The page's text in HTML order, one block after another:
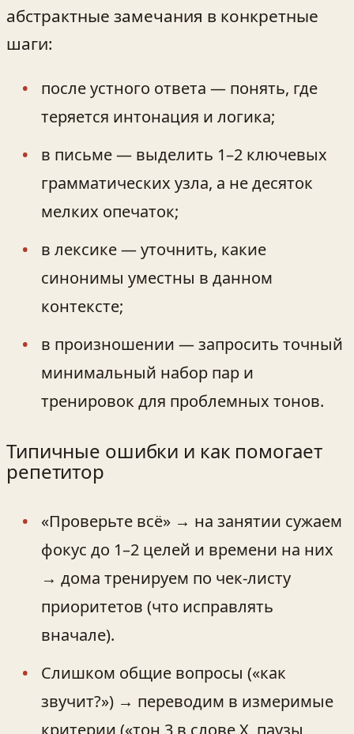
абстрактные замечания в конкретные
шаги:
после устного ответа — понять, где
теряется интонация и логика;
в письме — выделить 1–2 ключевых
грамматических узла, а не десяток
мелких опечаток;
в лексике — уточнить, какие
синонимы уместны в данном
контексте;
в произношении — запросить точный
минимальный набор пар и
тренировок для проблемных тонов.
Типичные ошибки и как помогает
репетитор
«Проверьте всё» → на занятии сужаем
фокус до 1–2 целей и времени на них
→ дома тренируем по чек‑листу
приоритетов (что исправлять
вначале).
Слишком общие вопросы («как
звучит?») → переводим в измеримые
критерии («тон 3 в слове X, паузы